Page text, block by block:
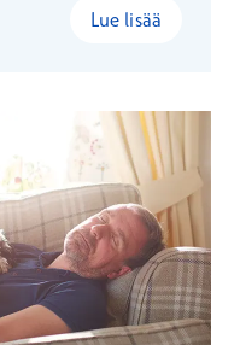
Lue lisää